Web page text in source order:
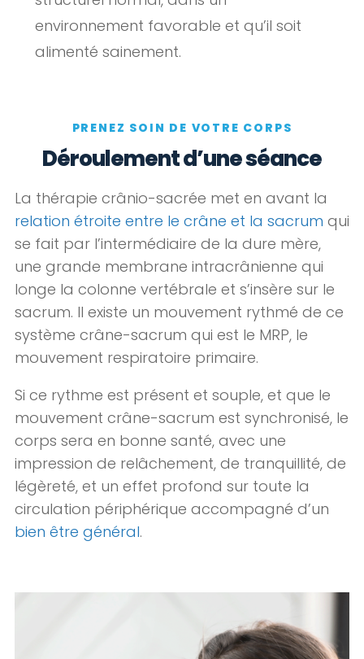
environnement favorable et qu’il soit
alimenté sainement.
PRENEZ SOIN DE VOTRE CORPS
Déroulement d’une séance
La thérapie crânio-sacrée met en avant la
relation étroite entre le crâne et la sacrum qui
se fait par l’intermédiaire de la dure mère,
une grande membrane intracrânienne qui
longe la colonne vertébrale et s’insère sur le
sacrum. Il existe un mouvement rythmé de ce
système crâne-sacrum qui est le MRP, le
mouvement respiratoire primaire.
Si ce rythme est présent et souple, et que le
mouvement crâne-sacrum est synchronisé, le
corps sera en bonne santé, avec une
impression de relâchement, de tranquillité, de
légèreté, et un effet profond sur toute la
circulation périphérique accompagné d’un
bien être général.